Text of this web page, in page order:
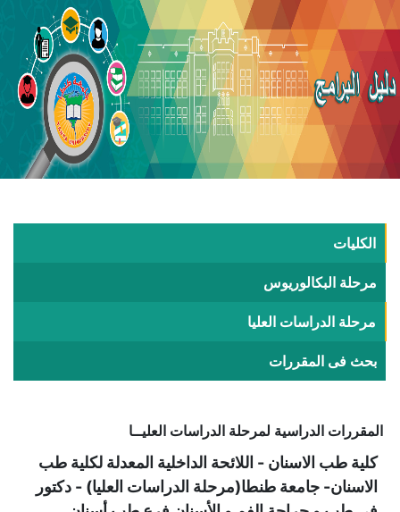
الكليات
مرحلة البكالوريوس
مرحلة الدراسات العليا
بحث فى المقررات
المقررات الدراسية لمرحلة الدراسات العليــا
كلية طب الاسنان - اللائحة الداخلية المعدلة لكلية طب
الاسنان- جامعة طنطا(مرحلة الدراسات العليا) - دكتور